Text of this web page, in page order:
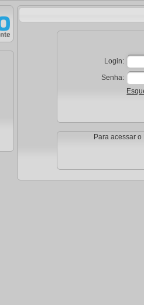
Login:
Senha:
Para acessar